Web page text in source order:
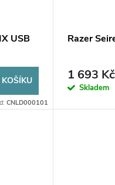
USB
CNLD000101
Razer
1 693 Kč
Skladem